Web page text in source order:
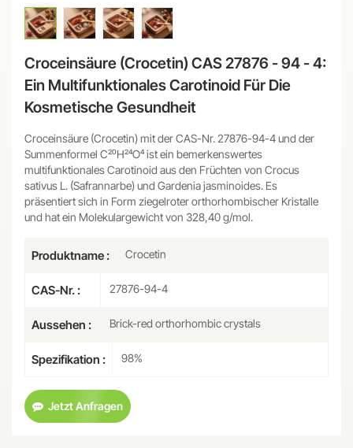
Croceinsäure (Crocetin) CAS 27876 - 94 - 4:
Ein Multifunktionales Carotinoid Für Die
Kosmetische Gesundheit
Croceinsäure (Crocetin) mit der CAS-Nr. 27876-94-4 und der
Summenformel C₂₀H₂₄O₄ ist ein bemerkenswertes
multifunktionales Carotinoid aus den Früchten von Crocus
sativus L. (Safrannarbe) und Gardenia jasminoides. Es
präsentiert sich in Form ziegelroter orthorhombischer Kristalle
und hat ein Molekulargewicht von 328,40 g/mol.
Produktname : Crocetin
CAS-Nr. : 27876-94-4
Aussehen : Brick-red orthorhombic crystals
Spezifikation : 98%
Jetzt Anfragen